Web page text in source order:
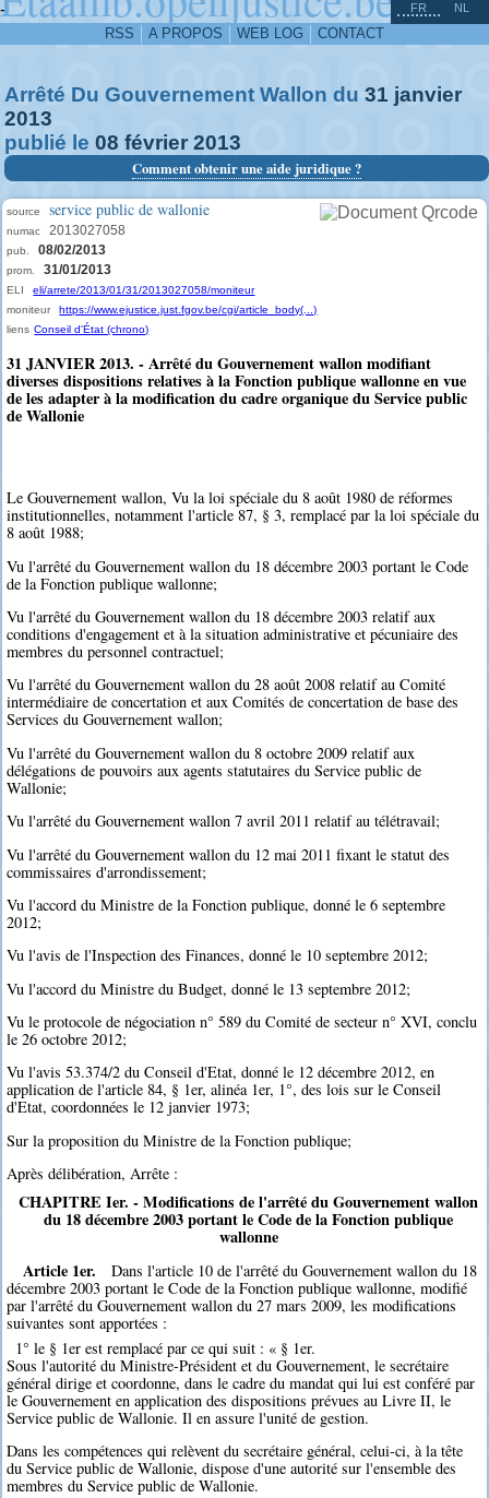
-
RSS A PROPOS WEB LOG CONTACT
FR NL
Arrêté Du Gouvernement Wallon du 31 janvier
2013
publié le 08 février 2013
Comment obtenir une aide juridique ?
source service public de wallonie
numac 2013027058
pub. 08/02/2013
prom. 31/01/2013
ELI
eli/arrete/2013/01/31/2013027058/moniteur
moniteur
https://www.ejustice.just.fgov.be/cgi/article_body(...)
liens Conseil d'État (chrono)
31 JANVIER 2013. - Arrêté du Gouvernement wallon modifiant
diverses dispositions relatives à la Fonction publique wallonne en vue
de les adapter à la modification du cadre organique du Service public
de Wallonie
Le Gouvernement wallon, Vu la loi spéciale du 8 août 1980 de réformes
institutionnelles, notamment l'article 87, § 3, remplacé par la loi spéciale du
8 août 1988;
Vu l'arrêté du Gouvernement wallon du 18 décembre 2003 portant le Code
de la Fonction publique wallonne;
Vu l'arrêté du Gouvernement wallon du 18 décembre 2003 relatif aux
conditions d'engagement et à la situation administrative et pécuniaire des
membres du personnel contractuel;
Vu l'arrêté du Gouvernement wallon du 28 août 2008 relatif au Comité
intermédiaire de concertation et aux Comités de concertation de base des
Services du Gouvernement wallon;
Vu l'arrêté du Gouvernement wallon du 8 octobre 2009 relatif aux
délégations de pouvoirs aux agents statutaires du Service public de
Wallonie;
Vu l'arrêté du Gouvernement wallon 7 avril 2011 relatif au télétravail;
Vu l'arrêté du Gouvernement wallon du 12 mai 2011 fixant le statut des
commissaires d'arrondissement;
Vu l'accord du Ministre de la Fonction publique, donné le 6 septembre
2012;
Vu l'avis de l'Inspection des Finances, donné le 10 septembre 2012;
Vu l'accord du Ministre du Budget, donné le 13 septembre 2012;
Vu le protocole de négociation n° 589 du Comité de secteur n° XVI, conclu
le 26 octobre 2012;
Vu l'avis 53.374/2 du Conseil d'Etat, donné le 12 décembre 2012, en
application de l'article 84, § 1er, alinéa 1er, 1°, des lois sur le Conseil
d'Etat, coordonnées le 12 janvier 1973;
Sur la proposition du Ministre de la Fonction publique;
Après délibération, Arrête :
CHAPITRE Ier. - Modifications de l'arrêté du Gouvernement wallon
du 18 décembre 2003 portant le Code de la Fonction publique
wallonne
Article 1er.
Dans l'article 10 de l'arrêté du Gouvernement wallon du 18
décembre 2003 portant le Code de la Fonction publique wallonne, modifié
par l'arrêté du Gouvernement wallon du 27 mars 2009, les modifications
suivantes sont apportées :
1° le § 1er est remplacé par ce qui suit : « § 1er.
Sous l'autorité du Ministre-Président et du Gouvernement, le secrétaire
général dirige et coordonne, dans le cadre du mandat qui lui est conféré par
le Gouvernement en application des dispositions prévues au Livre II, le
Service public de Wallonie. Il en assure l'unité de gestion.
Dans les compétences qui relèvent du secrétaire général, celui-ci, à la tête
du Service public de Wallonie, dispose d'une autorité sur l'ensemble des
membres du Service public de Wallonie.
^